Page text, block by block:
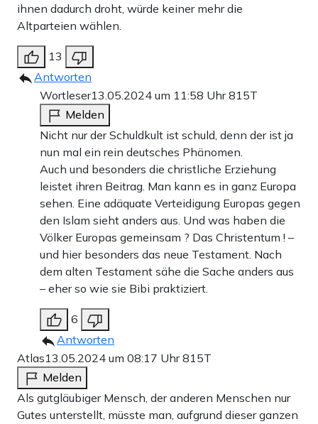
ihnen dadurch droht, würde keiner mehr die
Altparteien wählen.
13
Antworten
Wortleser13.05.2024 um 11:58 Uhr815T
Melden
Nicht nur der Schuldkult ist schuld, denn der ist ja
nun mal ein rein deutsches Phänomen.
Auch und besonders die christliche Erziehung
leistet ihren Beitrag. Man kann es in ganz Europa
sehen. Eine adäquate Verteidigung Europas gegen
den Islam sieht anders aus. Und was haben die
Völker Europas gemeinsam ? Das Christentum ! –
und hier besonders das neue Testament. Nach
dem alten Testament sähe die Sache anders aus
– eher so wie sie Bibi praktiziert.
6
Antworten
Atlas13.05.2024 um 08:17 Uhr815T
Melden
Als gutgläubiger Mensch, der anderen Menschen nur
Gutes unterstellt, müsste man, aufgrund dieser ganzen